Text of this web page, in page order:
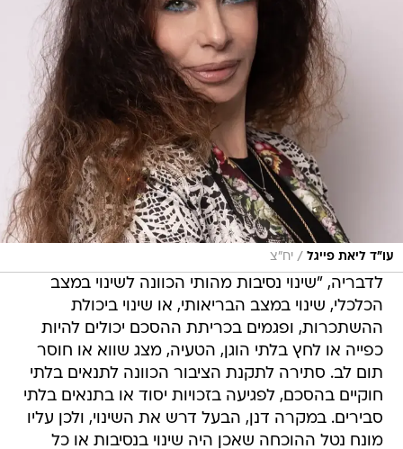
עו"ד ליאת פייגל / יח"צ
לדבריה, "שינוי נסיבות מהותי‏ הכוונה לשינוי במצב
הכלכלי, שינוי במצב הבריאותי, או שינוי ביכולת
ההשתכרות, ופגמים בכריתת ההסכם יכולים להיות‏
כפייה או לחץ בלתי הוגן, הטעיה, מצג שווא או ‏חוסר
תום לב. סתירה לתקנת הציבור‏ הכוונה לתנאים בלתי
חוקיים בהסכם, לפגיעה בזכויות יסוד או בתנאים בלתי
סבירים. במקרה דנן, הבעל דרש את השינוי, ולכן עליו
מונח נטל ההוכחה שאכן היה שינוי בנסיבות או כל